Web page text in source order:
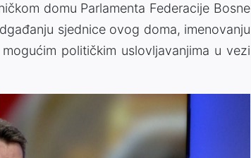
domu Parlamenta Federacije Bosne
sjednice ovog doma, imenovanju
političkim uslovljavanjima u vezi